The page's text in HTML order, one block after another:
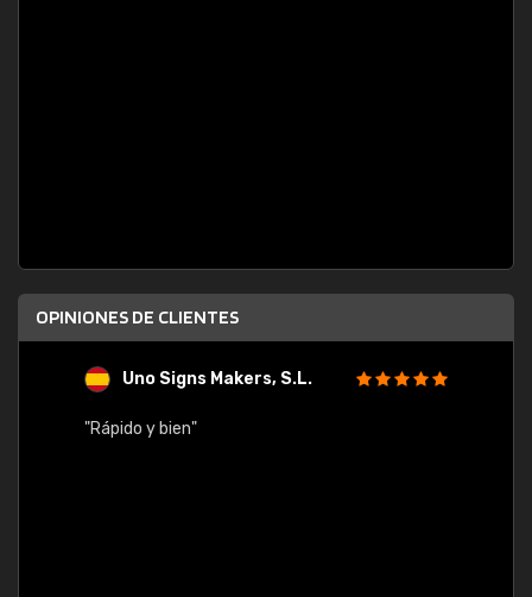
OPINIONES DE CLIENTES
Uno Signs Makers, S.L.
"Rápido y bien"